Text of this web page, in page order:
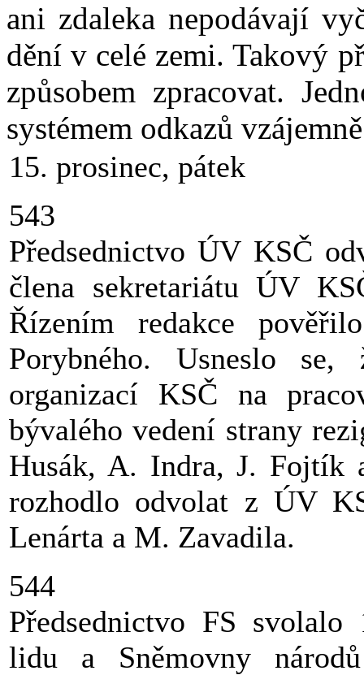
ani zdaleka nepodávají
dění v celé zemi. Takový
způsobem zpracovat.
systémem odkazů
15. prosinec, pátek
543
Předsednictvo ÚV KSČ
člena sekretariátu ÚV
Řízením redakce
Porybného. Usneslo
organizací KSČ na
bývalého vedení strany
Husák, A. Indra, J. Fojtík
rozhodlo odvolat z ÚV
Lenárta a M. Zavadila.
544
Předsednictvo FS svolalo
lidu a Sněmovny